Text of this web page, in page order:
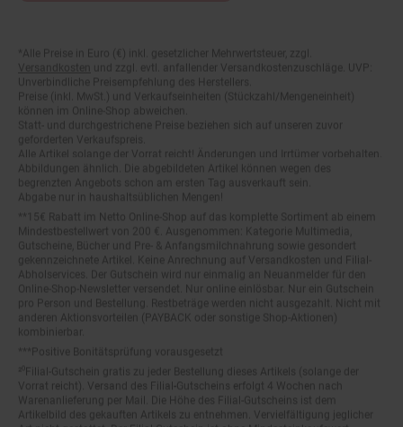
Fußnoten
Versandkosten
und zzgl. evtl. anfallender Versandkostenzuschläge. UVP:
Unverbindliche Preisempfehlung des Herstellers.
Preise (inkl. MwSt.) und Verkaufseinheiten (Stückzahl/Mengeneinheit)
können im Online-Shop abweichen.
Statt- und durchgestrichene Preise beziehen sich auf unseren zuvor
geforderten Verkaufspreis.
Alle Artikel solange der Vorrat reicht! Änderungen und Irrtümer vorbehalten.
Abbildungen ähnlich. Die abgebildeten Artikel können wegen des
begrenzten Angebots schon am ersten Tag ausverkauft sein.
Abgabe nur in haushaltsüblichen Mengen!
Mindestbestellwert von 200 €. Ausgenommen: Kategorie Multimedia,
Gutscheine, Bücher und Pre- & Anfangsmilchnahrung sowie gesondert
gekennzeichnete Artikel. Keine Anrechnung auf Versandkosten und Filial-
Abholservices. Der Gutschein wird nur einmalig an Neuanmelder für den
Online-Shop-Newsletter versendet. Nur online einlösbar. Nur ein Gutschein
pro Person und Bestellung. Restbeträge werden nicht ausgezahlt. Nicht mit
anderen Aktionsvorteilen (PAYBACK oder sonstige Shop-Aktionen)
kombinierbar.
Vorrat reicht). Versand des Filial-Gutscheins erfolgt 4 Wochen nach
Warenanlieferung per Mail. Die Höhe des Filial-Gutscheins ist dem
Artikelbild des gekauften Artikels zu entnehmen. Vervielfältigung jeglicher
Art nicht gestattet. Der Filial-Gutschein ist ohne Mindesteinkaufswert